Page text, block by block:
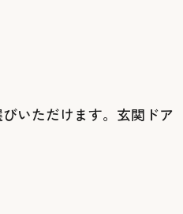
いただけます。玄関ドア